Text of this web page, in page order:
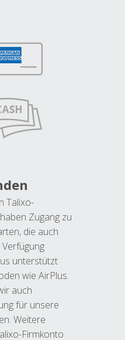
Talixo-
Zugang zu
die auch
unterstützt
wie AirPlus.
auch
für unsere
Weitere
Firmkonto